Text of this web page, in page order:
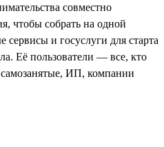
совместно
чтобы собрать на одной
сервисы и госуслуги для старта
Её пользователи — все, кто
самозанятые, ИП, компании